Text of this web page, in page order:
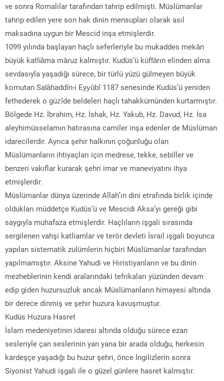
ve sonra Romalılar tarafından tahrip edilmişti. Müslümanlar
tahrip edilen yere son hak dinin mensupları olarak asıl
maksadına uygun bir Mescid inşa etmişlerdir.
1099 yılında başlayan haçlı seferleriyle bu mukaddes mekân
büyük katliâma mâruz kalmıştır. Kudüs’ü küffârın elinden alma
sevdasıyla yaşadığı sürece, bir türlü yüzü gülmeyen büyük
komutan Salâhaddîn-i Eyyûbî 1187 senesinde Kudüs’ü yeniden
fethederek o güzîde beldeleri haçlı tahakkümünden kurtarmıştır.
Bölgede Hz. İbrahim, Hz. İshak, Hz. Yakub, Hz. Davud, Hz. İsa
aleyhimüsselamın hatırasına camiler inşa edenler de Müslüman
idarecilerdir. Ayrıca şehir halkının çoğunluğu olan
Müslümanların ihtiyaçları için medrese, tekke, sebiller ve
benzeri vakıflar kurarak şehri imar ve maneviyatını ihya
etmişlerdir.
Müslümanlar dünya üzerinde Allah’ın dini etrafında birlik içinde
oldukları müddetçe Kudüs’ü ve Mescidi Aksa’yı gereği gibi
saygıyla muhafaza etmişlerdir. Haçlıların işgali sırasında
sergilenen vahşi katliamlar ve terör devleti İsrail işgali boyunca
yapılan sistematik zulümlerin hiçbiri Müslümanlar tarafından
yapılmamıştır. Aksine Yahudi ve Hıristiyanların ve bu dinin
mezheblerinin kendi aralarındaki tefrikaları yüzünden devam
edip giden huzursuzluk ancak Müslümanların himayesi altında
bir derece dinmiş ve şehir huzura kavuşmuştur.
Kudüs Huzura Hasret
İslam medeniyetinin idaresi altında olduğu sürece ezan
sesleriyle çan seslerinin yan yana bir arada olduğu, herkesin
kardeşçe yaşadığı bu huzur şehri, önce İngilizlerin sonra
Siyonist Yahudi işgali ile o güzel günlere hasret kalmıştır.